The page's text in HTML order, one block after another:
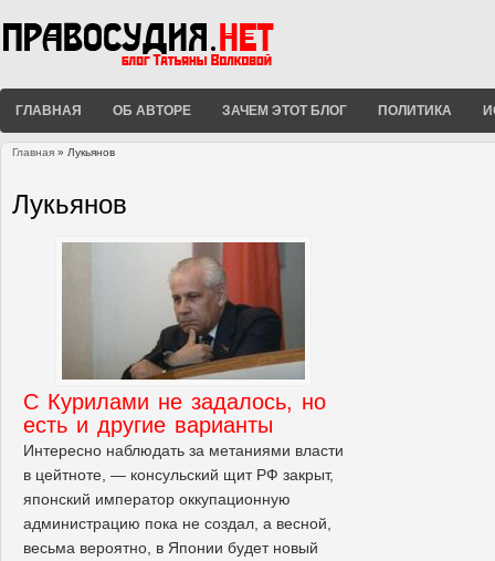
ГЛАВНАЯ ОБ АВТОРЕ ЗАЧЕМ ЭТОТ БЛОГ ПОЛИТИКА
Главная » Лукьянов
Лукьянов
С Курилами не задалось, но
есть и другие варианты
Интересно наблюдать за метаниями власти
в цейтноте, — консульский щит РФ закрыт,
японский император оккупационную
администрацию пока не создал, а весной,
весьма вероятно, в Японии будет новый